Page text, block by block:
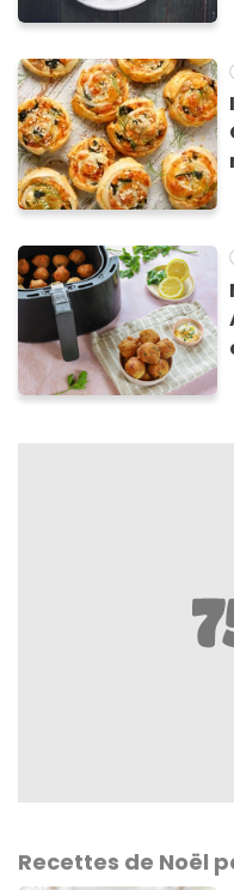
Recettes de Noël